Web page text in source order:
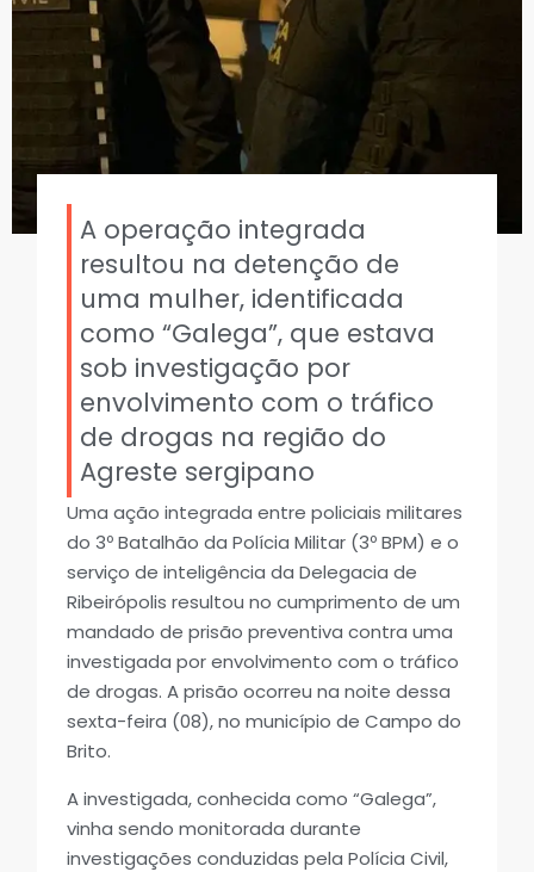
A operação integrada
resultou na detenção de
uma mulher, identificada
como “Galega”, que estava
sob investigação por
envolvimento com o tráfico
de drogas na região do
Agreste sergipano
Uma ação integrada entre policiais militares
do 3º Batalhão da Polícia Militar (3º BPM) e o
serviço de inteligência da Delegacia de
Ribeirópolis resultou no cumprimento de um
mandado de prisão preventiva contra uma
investigada por envolvimento com o tráfico
de drogas. A prisão ocorreu na noite dessa
sexta-feira (08), no município de Campo do
Brito.
A investigada, conhecida como “Galega”,
vinha sendo monitorada durante
investigações conduzidas pela Polícia Civil,